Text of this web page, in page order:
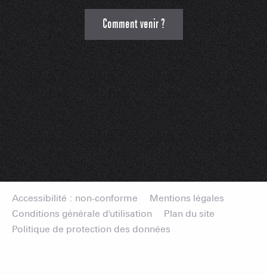
Comment venir ?
Accessibilité : non-conforme
Mentions légales
Conditions générale d'utilisation
Plan du site
Politique de protection des données